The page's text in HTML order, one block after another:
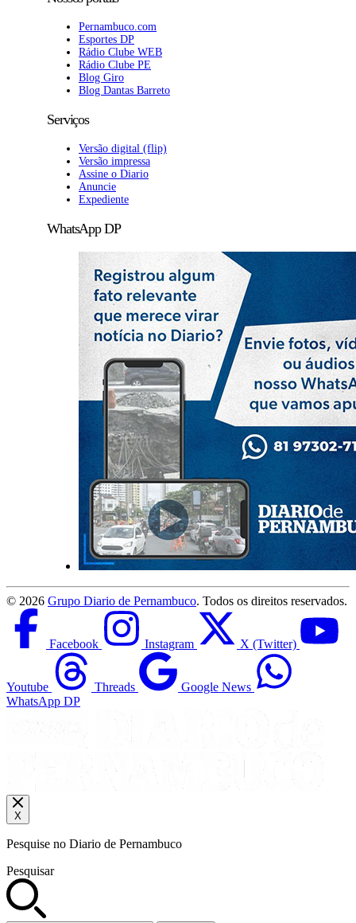
Pernambuco.com
Esportes DP
Rádio Clube WEB
Rádio Clube PE
Blog Giro
Blog Dantas Barreto
Serviços
Versão digital (flip)
Versão impressa
Assine o Diario
Anuncie
Expediente
WhatsApp DP
© 2026 Grupo Diario de Pernambuco. Todos os direitos reservados.
Facebook Instagram X (Twitter)
Youtube Threads
Google News
WhatsApp DP
X
Pesquise no Diario de Pernambuco
Pesquisar